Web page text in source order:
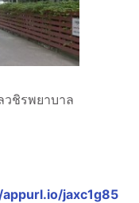
วชิรพยาบาล
jaxc1g85